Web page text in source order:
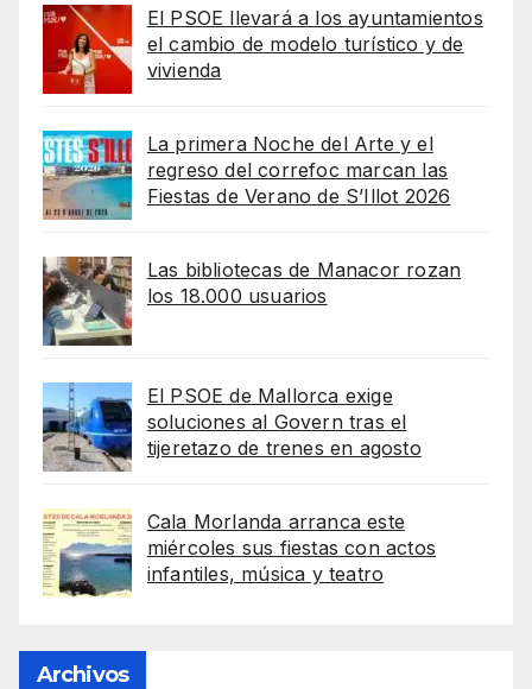
El PSOE llevará a los ayuntamientos
el cambio de modelo turístico y de
vivienda
La primera Noche del Arte y el
regreso del correfoc marcan las
Fiestas de Verano de S’Illot 2026
Las bibliotecas de Manacor rozan
los 18.000 usuarios
El PSOE de Mallorca exige
soluciones al Govern tras el
tijeretazo de trenes en agosto
Cala Morlanda arranca este
miércoles sus fiestas con actos
infantiles, música y teatro
Archivos